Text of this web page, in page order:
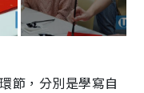
節，分別是學寫自